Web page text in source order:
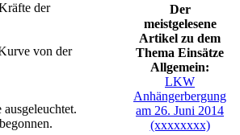
der
von der
Der
meistgelesene
Artikel zu dem
Thema Einsätze
Allgemein:
LKW
Anhängerbergung
am 26. Juni 2014
(xxxxxxxx)